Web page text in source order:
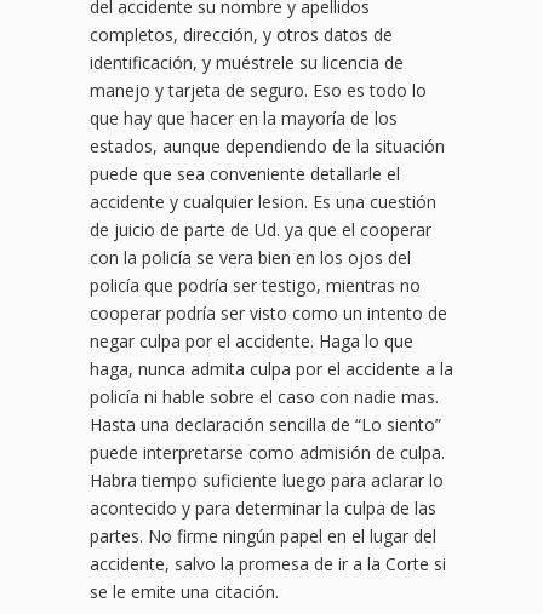
del accidente su nombre y apellidos
completos, dirección, y otros datos de
identificación, y muéstrele su licencia de
manejo y tarjeta de seguro. Eso es todo lo
que hay que hacer en la mayoría de los
estados, aunque dependiendo de la situación
puede que sea conveniente detallarle el
accidente y cualquier lesion. Es una cuestión
de juicio de parte de Ud. ya que el cooperar
con la policía se vera bien en los ojos del
policía que podría ser testigo, mientras no
cooperar podría ser visto como un intento de
negar culpa por el accidente. Haga lo que
haga, nunca admita culpa por el accidente a la
policía ni hable sobre el caso con nadie mas.
Hasta una declaración sencilla de “Lo siento”
puede interpretarse como admisión de culpa.
Habra tiempo suficiente luego para aclarar lo
acontecido y para determinar la culpa de las
partes. No firme ningún papel en el lugar del
accidente, salvo la promesa de ir a la Corte si
se le emite una citación.